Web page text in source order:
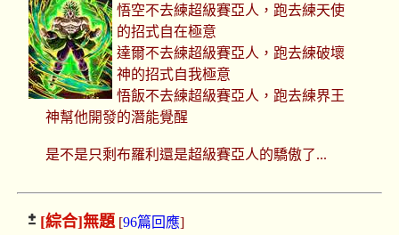
悟空不去練超級賽亞人，跑去練天使
的招式自在極意
達爾不去練超級賽亞人，跑去練破壞
神的招式自我極意
悟飯不去練超級賽亞人，跑去練界王
神幫他開發的潛能覺醒
是不是只剩布羅利還是超級賽亞人的驕傲了...
[綜合]無題[96篇回應]